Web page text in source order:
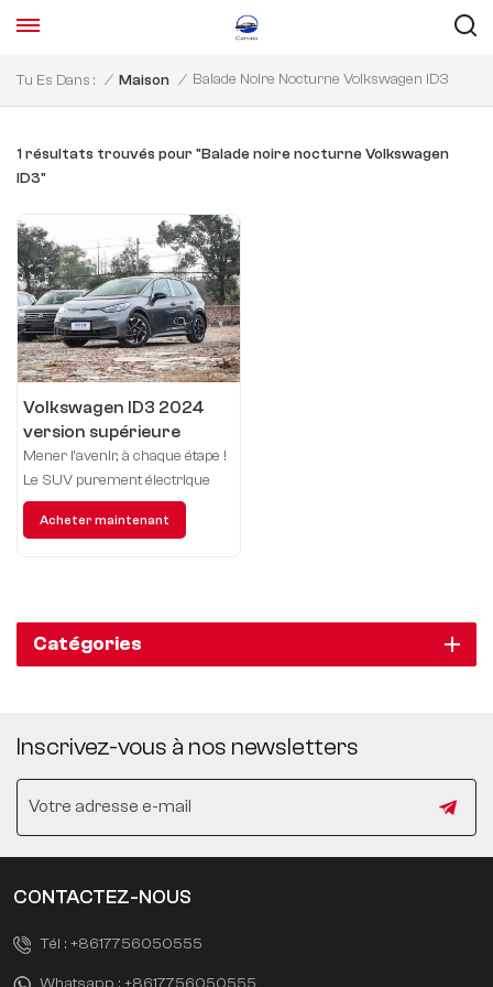
Tu Es Dans : / Maison / Balade Noire Nocturne Volkswagen ID3
1 résultats trouvés pour "Balade noire nocturne Volkswagen
ID3"
Volkswagen ID3 2024
version supérieure
Mener l’avenir, à chaque étape !
Le SUV purement électrique
Volkswagen ID3 présente pour
vous une nouvelle expérience
Acheter maintenant
Catégories
Inscrivez-vous à nos newsletters
CONTACTEZ-NOUS
Tél : +8617756050555
Whatsapp : +8617756050555